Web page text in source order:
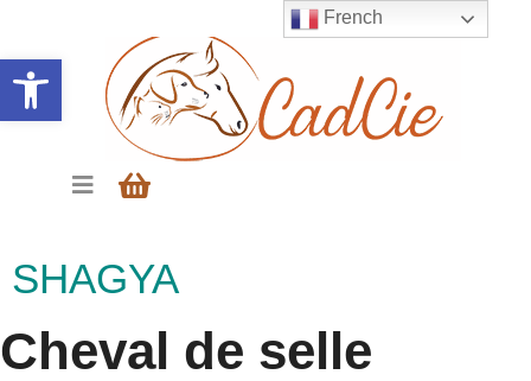
Ouvrir la barre d’outils
SHAGYA
Cheval de selle
French